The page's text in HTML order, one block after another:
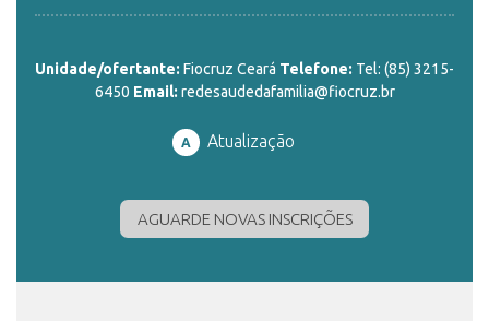
ALUNOS
Unidade/ofertante: Fiocruz Ceará Telefone: Tel: (85) 3215-
6450 Email: redesaudedafamilia@fiocruz.br
A Atualização
AGUARDE NOVAS INSCRIÇÕES